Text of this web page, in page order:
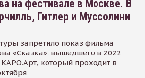
на фестивале в Москве. В
Гитлер и Муссолини
запретило показ фильма
«Сказка», вышедшего в 2022
КАРО.Арт, который проходит в